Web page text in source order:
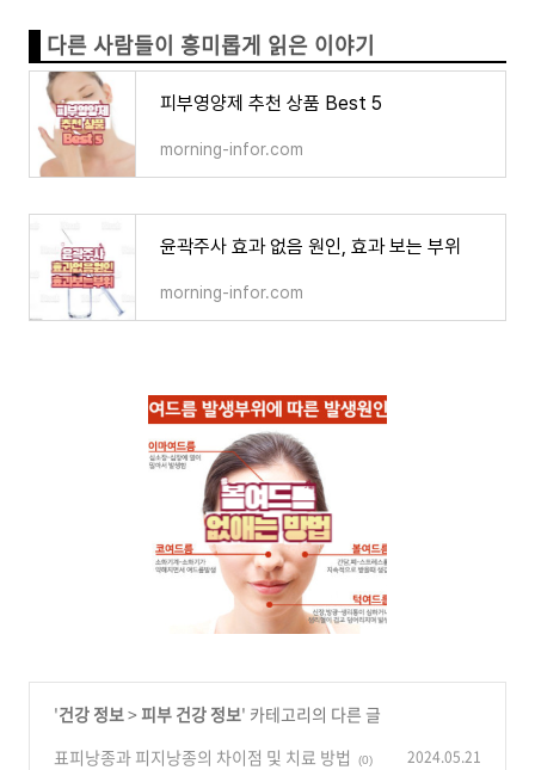
다른 사람들이 흥미롭게 읽은 이야기
피부영양제 추천 상품 Best 5
morning-infor.com
윤곽주사 효과 없음 원인, 효과 보는 부위
morning-infor.com
'건강 정보>피부 건강 정보' 카테고리의 다른 글
표피낭종과 피지낭종의 차이점 및 치료 방법
(0) 2024.05.21